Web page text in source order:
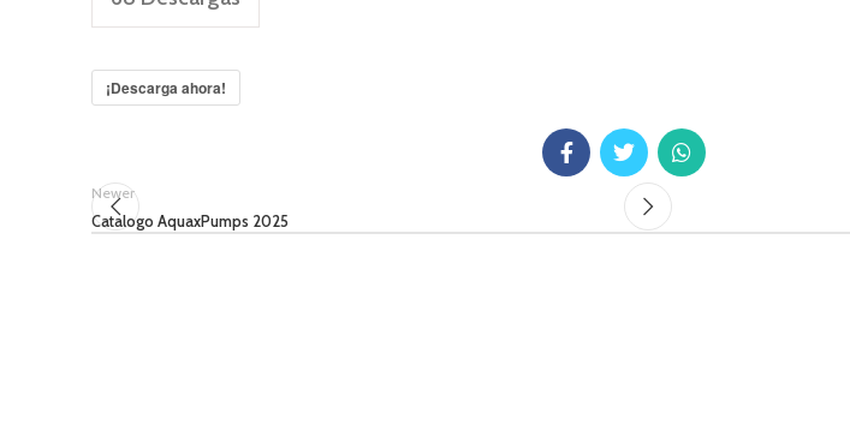
¡Descarga ahora!
Newer
Catalogo AquaxPumps 2025